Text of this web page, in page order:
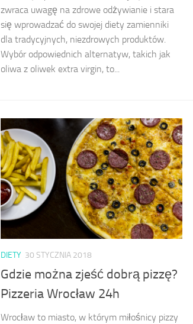
zwraca uwagę na zdrowe odżywianie i stara
się wprowadzać do swojej diety zamienniki
dla tradycyjnych, niezdrowych produktów.
Wybór odpowiednich alternatyw, takich jak
oliwa z oliwek extra virgin, to...
DIETY 30 STYCZNIA 2018
Gdzie można zjeść dobrą pizzę?
Pizzeria Wrocław 24h
Wrocław to miasto, w którym miłośnicy pizzy